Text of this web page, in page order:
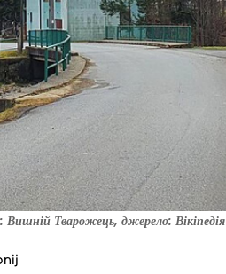
Тварожець, джерело: Вікіпедія